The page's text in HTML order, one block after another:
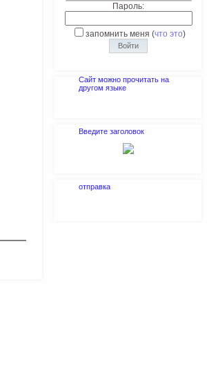
Пароль:
запомнить меня (что это)
Сайт можно прочитать на
другом языке
Введите заголовок
отправка